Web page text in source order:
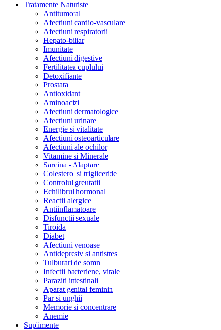
Tratamente Naturiste
Antitumoral
Afectiuni cardio-vasculare
Afectiuni respiratorii
Hepato-biliar
Imunitate
Afectiuni digestive
Fertilitatea cuplului
Detoxifiante
Prostata
Antioxidant
Aminoacizi
Afectiuni dermatologice
Afectiuni urinare
Energie si vitalitate
Afectiuni osteoarticulare
Afectiuni ale ochilor
Vitamine si Minerale
Sarcina - Alaptare
Colesterol si trigliceride
Controlul greutatii
Echilibrul hormonal
Reactii alergice
Antiinflamatoare
Disfunctii sexuale
Tiroida
Diabet
Afectiuni venoase
Antidepresiv si antistres
Tulburari de somn
Infectii bacteriene, virale
Paraziti intestinali
Aparat genital feminin
Par si unghii
Memorie si concentrare
Anemie
Suplimente